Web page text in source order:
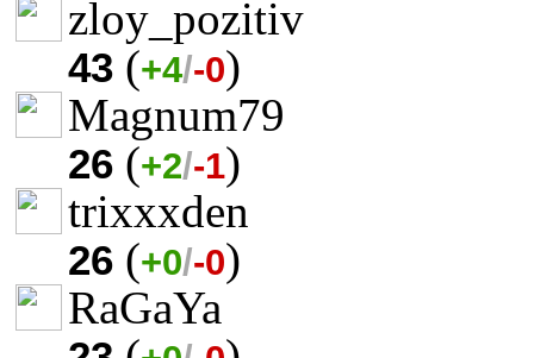
zloy_pozitiv
43 (+4/-0)
Magnum79
26 (+2/-1)
trixxxden
26 (+0/-0)
RaGaYa